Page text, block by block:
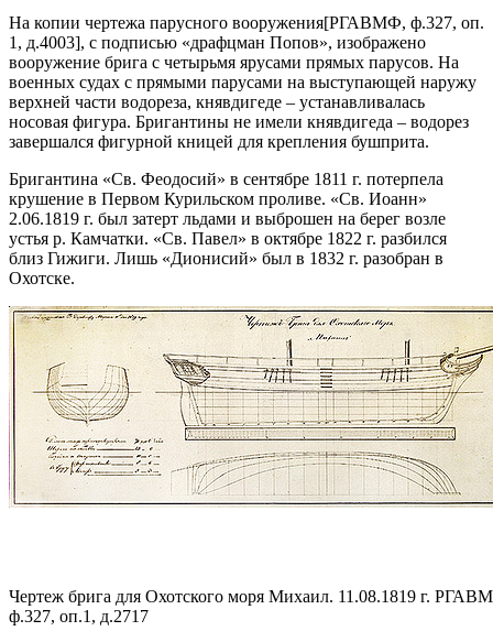
На копии чертежа парусного вооружения[РГАВМФ, ф.327, оп.
1, д.4003], с подписью «драфцман Попов», изображено
вооружение брига с четырьмя ярусами прямых парусов. На
военных судах с прямыми парусами на выступающей наружу
верхней части водореза, княвдигеде – устанавливалась
носовая фигура. Бригантины не имели княвдигеда – водорез
завершался фигурной кницей для крепления бушприта.
Бригантина «Св. Феодосий» в сентябре 1811 г. потерпела
крушение в Первом Курильском проливе. «Св. Иоанн»
2.06.1819 г. был затерт льдами и выброшен на берег возле
устья р. Камчатки. «Св. Павел» в октябре 1822 г. разбился
близ Гижиги. Лишь «Дионисий» был в 1832 г. разобран в
Охотске.
Чертеж брига для Охотского моря Михаил. 11.08.1819 г.
ф.327, оп.1, д.2717